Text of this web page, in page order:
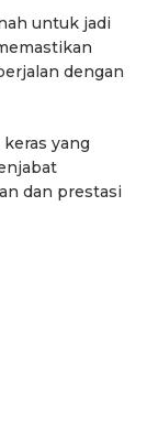
untuk jadi
dengan
yang
dan prestasi